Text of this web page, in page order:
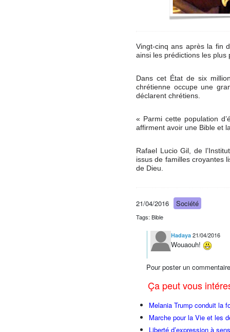
Vingt-cinq ans après la fin
ainsi les prédictions les plus
Dans cet État de six
chrétienne occupe une
déclarent chrétiens.
« Parmi cette population
affirment avoir une Bible et
Rafael Lucio Gil, de
issus de familles croyantes
de Dieu.
21/04/2016 Société
Tags: Bible
Hadaya 21/04/2016
Wouaouh!
Pour poster un
Ça peut vous
Melania Trump conduit la
Marche pour la Vie et les
Liberté d’expression à